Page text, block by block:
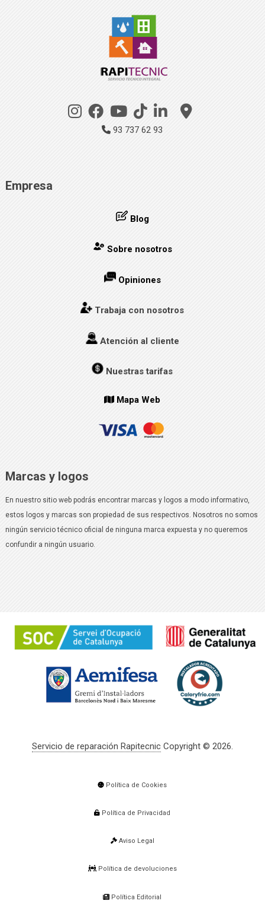
93 737 62 93
Empresa
Blog
Sobre nosotros
Opiniones
Trabaja con nosotros
Atención al cliente
Nuestras tarifas
Mapa Web
Marcas y logos
En nuestro sitio web podrás encontrar marcas y logos a modo informativo,
estos logos y marcas son propiedad de sus respectivos. Nosotros no somos
ningún servicio técnico oficial de ninguna marca expuesta y no queremos
confundir a ningún usuario.
Servicio de reparación RapitecnicCopyright © 2026.
Política de Cookies
Política de Privacidad
Aviso Legal
Política de devoluciones
Política Editorial